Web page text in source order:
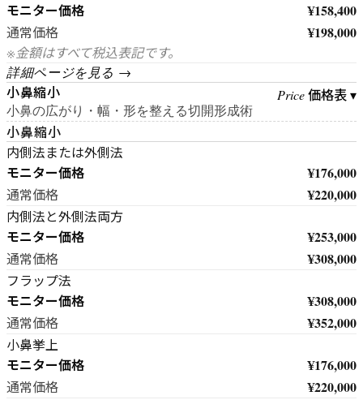
モニター価格 ¥158,400
通常価格 ¥198,000
※金額はすべて税込表記です。
詳細ページを見る →
小鼻縮小
小鼻の広がり・幅・形を整える切開形成術
Price価格表 ▾
小鼻縮小
内側法または外側法
モニター価格 ¥176,000
通常価格 ¥220,000
内側法と外側法両方
モニター価格 ¥253,000
通常価格 ¥308,000
フラップ法
モニター価格 ¥308,000
通常価格 ¥352,000
小鼻挙上
モニター価格 ¥176,000
通常価格 ¥220,000